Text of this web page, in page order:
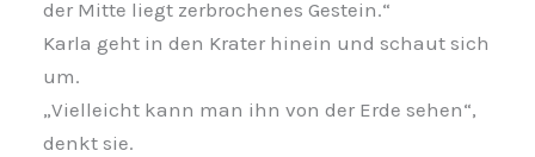
der Mitte liegt zerbrochenes Gestein.“
Karla geht in den Krater hinein und schaut sich
um.
„Vielleicht kann man ihn von der Erde sehen“,
denkt sie.